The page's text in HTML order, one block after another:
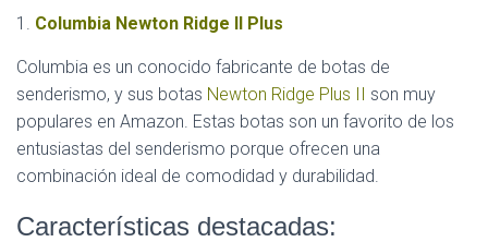
1. Columbia Newton Ridge II Plus
Columbia es un conocido fabricante de botas de
senderismo, y sus botas Newton Ridge Plus II son muy
populares en Amazon. Estas botas son un favorito de los
entusiastas del senderismo porque ofrecen una
combinación ideal de comodidad y durabilidad.
Características destacadas: